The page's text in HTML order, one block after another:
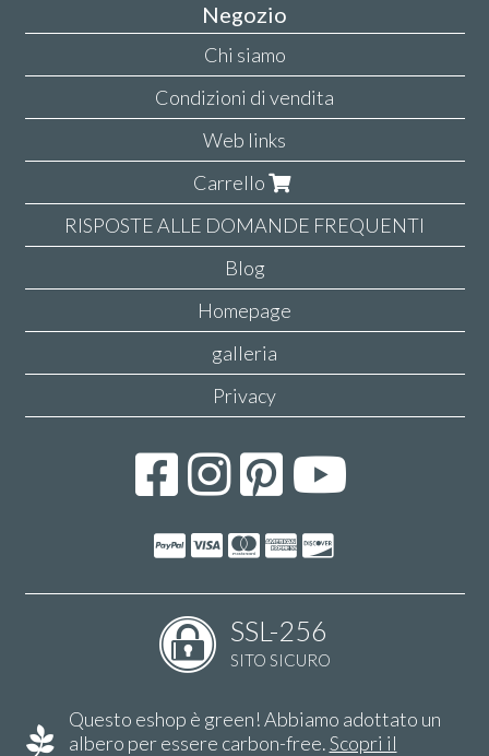
Negozio
Chi siamo
Condizioni di vendita
Web links
Carrello
RISPOSTE ALLE DOMANDE FREQUENTI
Blog
Homepage
galleria
Privacy
SSL-256
SITO SICURO
Questo eshop è green! Abbiamo adottato un
albero per essere carbon-free.Scopri il